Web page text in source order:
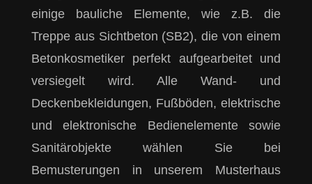
einige bauliche Elemente, wie z.B. die
Treppe aus Sichtbeton (SB2), die von einem
Betonkosmetiker perfekt aufgearbeitet und
versiegelt wird. Alle Wand- und
Deckenbekleidungen, Fußböden, elektrische
und elektronische Bedienelemente sowie
Sanitärobjekte wählen Sie bei
Bemusterungen in unserem Musterhaus